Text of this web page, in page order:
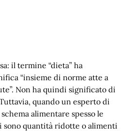
il termine “dieta” ha
“insieme di norme atte a
Non ha quindi significato di
quando un esperto di
alimentare spesso le
sono quantità ridotte o alimenti